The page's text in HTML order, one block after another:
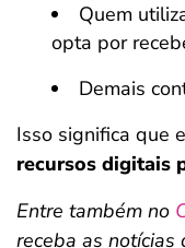
Quem
opta por
Demais
Isso significa que
recursos digitais
Entre também no
receba as notícias